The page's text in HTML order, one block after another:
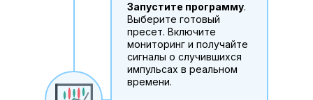
Запустите программу.
Выберите готовый
пресет. Включите
мониторинг и получайте
сигналы о случившихся
импульсах в реальном
времени.